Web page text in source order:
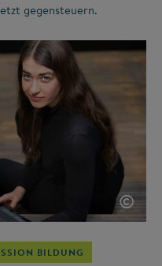
gegensteuern.
©
BILDUNG